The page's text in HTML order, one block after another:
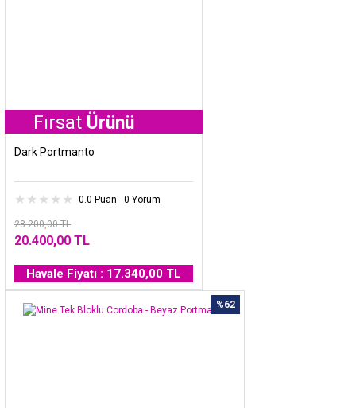
Ürünü
Dark Portmanto
0.0 Puan - 0 Yorum
28.200,00 TL
20.400,00 TL
Havale Fiyatı : 17.340,00 TL
%62